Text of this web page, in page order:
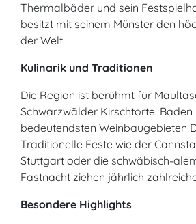
Thermalbäder und sein
besitzt mit seinem Münster den
der Welt.
Kulinarik und Traditionen
Die Region ist berühmt für
Schwarzwälder Kirschtorte. Baden
bedeutendsten Weinbaugebieten
Traditionelle Feste wie der
Stuttgart oder die schwäbisch-
Fastnacht ziehen jährlich
Besondere Highlights